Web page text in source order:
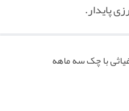
پایدار.
با چک سه‌ ماهه